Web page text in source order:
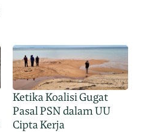
Ketika Koalisi Gugat
Pasal PSN dalam UU
Cipta Kerja